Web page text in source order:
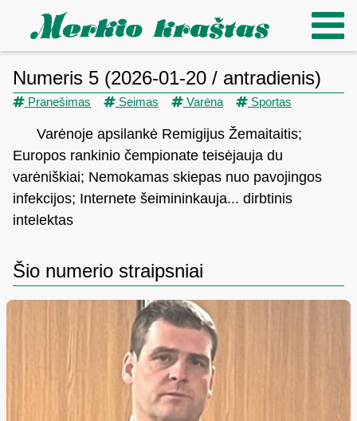
Numeris 5 (2026-01-20 / antradienis)
Pranešimas Seimas Varėna Sportas
Varėnoje apsilankė Remigijus Žemaitaitis;
Europos rankinio čempionate teisėjauja du
varėniškiai; Nemokamas skiepas nuo pavojingos
infekcijos; Internete šeimininkauja... dirbtinis
intelektas
Šio numerio straipsniai